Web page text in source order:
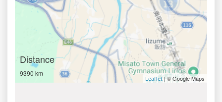
Distance
9390 km
Leaflet| © Google Maps